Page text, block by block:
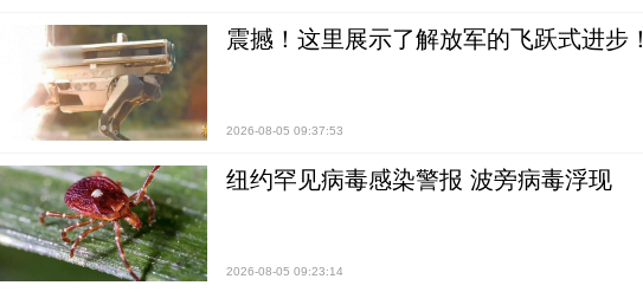
震撼！这里展示了解放军的飞跃式进步！
2026-08-05 09:37:53
纽约罕见病毒感染警报 波旁病毒浮现
2026-08-05 09:23:14